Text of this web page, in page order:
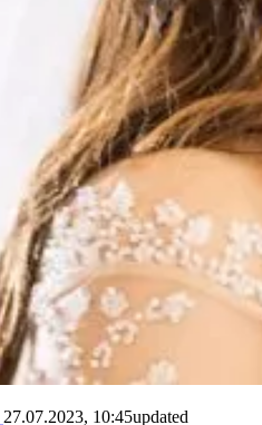
27.07.2023, 10:45updated